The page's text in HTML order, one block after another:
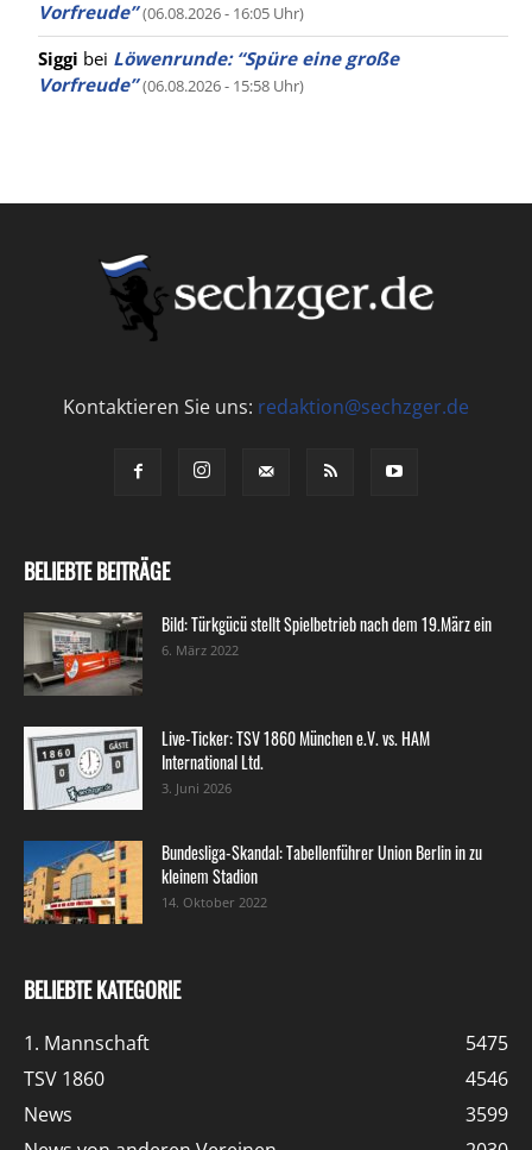
Vorfreude” (06.08.2026 - 16:05 Uhr)
Siggi bei Löwenrunde: “Spüre eine große
Vorfreude” (06.08.2026 - 15:58 Uhr)
Kontaktieren Sie uns: redaktion@sechzger.de
BELIEBTE BEITRÄGE
Bild: Türkgücü stellt Spielbetrieb nach dem 19.März ein
6. März 2022
Live-Ticker: TSV 1860 München e.V. vs. HAM
International Ltd.
3. Juni 2026
Bundesliga-Skandal: Tabellenführer Union Berlin in zu
kleinem Stadion
14. Oktober 2022
BELIEBTE KATEGORIE
1. Mannschaft
5475
TSV 1860
4546
News
3599